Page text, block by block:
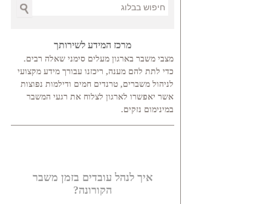
מרכז המידע לשירותך
מצבי משבר בארגון מעלים סימני שאלה רבים.
כדי לתת להם מענה, ריכזנו עבורך מידע מקצועי
לניהול משברים, טרנדים חמים ודילמות נפוצות
אשר יאפשרו לארגון לצלוח את רגעי המשבר
במינימום נזקים.